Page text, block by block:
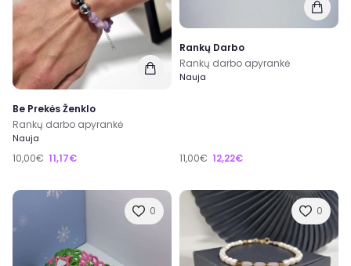
Be Prekės Ženklo
Rankų darbo apyrankė
Nauja
10,00€ 11,17€
Rankų Darbo
Rankų darbo apyrankė
Nauja
11,00€ 12,22€
0 0